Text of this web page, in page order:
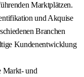
Marktplätzen.
und Akquise
Branchen
Kundenentwicklung
Markt- und